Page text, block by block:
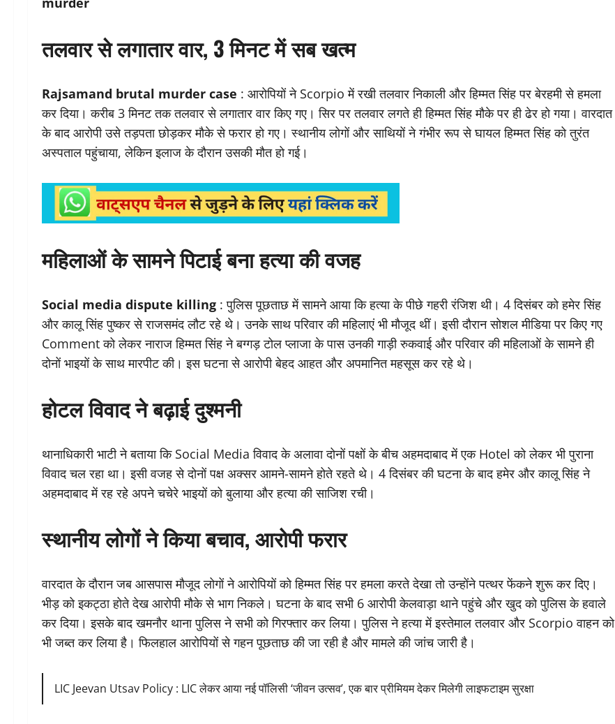
तलवार से लगातार वार, 3 मिनट में सब खत्म
Rajsamand brutal murder case : आरोपियों ने Scorpio में रखी तलवार निकाली और हिम्मत सिंह पर बेरहमी से हमला
कर दिया। करीब 3 मिनट तक तलवार से लगातार वार किए गए। सिर पर तलवार लगते ही हिम्मत सिंह मौके पर ही ढेर हो गया। वारदात
के बाद आरोपी उसे तड़पता छोड़कर मौके से फरार हो गए। स्थानीय लोगों और साथियों ने गंभीर रूप से घायल हिम्मत सिंह को तुरंत
अस्पताल पहुंचाया, लेकिन इलाज के दौरान उसकी मौत हो गई।
महिलाओं के सामने पिटाई बना हत्या की वजह
Social media dispute killing : पुलिस पूछताछ में सामने आया कि हत्या के पीछे गहरी रंजिश थी। 4 दिसंबर को हमेर सिंह
और कालू सिंह पुष्कर से राजसमंद लौट रहे थे। उनके साथ परिवार की महिलाएं भी मौजूद थीं। इसी दौरान सोशल मीडिया पर किए गए
Comment को लेकर नाराज हिम्मत सिंह ने बग्गड़ टोल प्लाजा के पास उनकी गाड़ी रुकवाई और परिवार की महिलाओं के सामने ही
दोनों भाइयों के साथ मारपीट की। इस घटना से आरोपी बेहद आहत और अपमानित महसूस कर रहे थे।
होटल विवाद ने बढ़ाई दुश्मनी
थानाधिकारी भाटी ने बताया कि Social Media विवाद के अलावा दोनों पक्षों के बीच अहमदाबाद में एक Hotel को लेकर भी पुराना
विवाद चल रहा था। इसी वजह से दोनों पक्ष अक्सर आमने-सामने होते रहते थे। 4 दिसंबर की घटना के बाद हमेर और कालू सिंह ने
अहमदाबाद में रह रहे अपने चचेरे भाइयों को बुलाया और हत्या की साजिश रची।
स्थानीय लोगों ने किया बचाव, आरोपी फरार
वारदात के दौरान जब आसपास मौजूद लोगों ने आरोपियों को हिम्मत सिंह पर हमला करते देखा तो उन्होंने पत्थर फेंकने शुरू कर दिए।
भीड़ को इकट्ठा होते देख आरोपी मौके से भाग निकले। घटना के बाद सभी 6 आरोपी केलवाड़ा थाने पहुंचे और खुद को पुलिस के हवाले
कर दिया। इसके बाद खमनौर थाना पुलिस ने सभी को गिरफ्तार कर लिया। पुलिस ने हत्या में इस्तेमाल तलवार और Scorpio वाहन को
भी जब्त कर लिया है। फिलहाल आरोपियों से गहन पूछताछ की जा रही है और मामले की जांच जारी है।
LIC Jeevan Utsav Policy : LIC लेकर आया नई पॉलिसी ‘जीवन उत्सव’, एक बार प्रीमियम देकर मिलेगी लाइफटाइम सुरक्षा